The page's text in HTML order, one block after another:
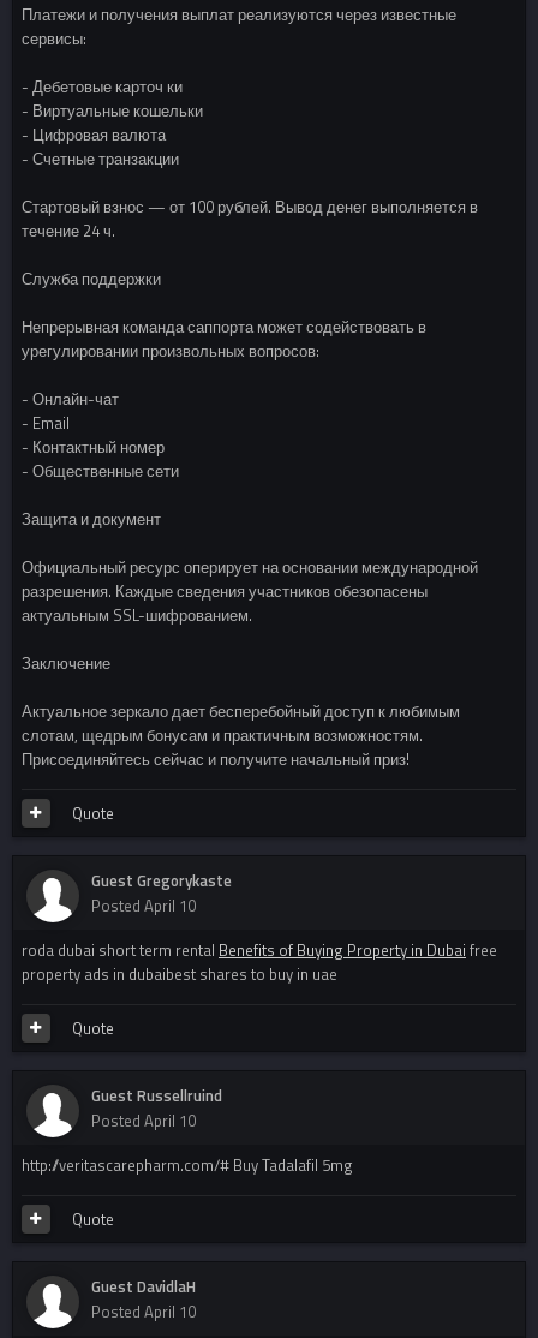
Платежи и получения выплат реализуются через известные
сервисы:
- Дебетовые карточ ки
- Виртуальные кошельки
- Цифровая валюта
- Счетные транзакции
Стартовый взнос — от 100 рублей. Вывод денег выполняется в
течение 24 ч.
Служба поддержки
Непрерывная команда саппорта может содействовать в
урегулировании произвольных вопросов:
- Онлайн-чат
- Email
- Контактный номер
- Общественные сети
Защита и документ
Официальный ресурс оперирует на основании международной
разрешения. Каждые сведения участников обезопасены
актуальным SSL-шифрованием.
Заключение
Актуальное зеркало дает бесперебойный доступ к любимым
слотам, щедрым бонусам и практичным возможностям.
Присоединяйтесь сейчас и получите начальный приз!
Quote
Guest Gregorykaste
Posted April 10
roda dubai short term rental Benefits of Buying Property in Dubai free
property ads in dubaibest shares to buy in uae
Quote
Guest Russellruind
Posted April 10
http://veritascarepharm.com/# Buy Tadalafil 5mg
Quote
Guest DavidlaH
Posted April 10